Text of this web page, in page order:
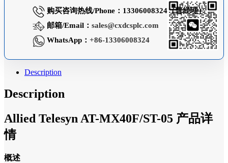
购买咨询热线/Phone：13306008324（曹经理）
邮箱/Email： sales@cxdcsplc.com
WhatsApp： +86-13306008324
Description
Description
Allied Telesyn AT-MX40F/ST-05 产品详
情
概述